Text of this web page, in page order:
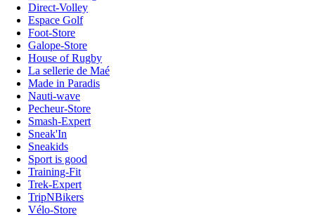
Direct-Volley
Espace Golf
Foot-Store
Galope-Store
House of Rugby
La sellerie de Maé
Made in Paradis
Nauti-wave
Pecheur-Store
Smash-Expert
Sneak'In
Sneakids
Sport is good
Training-Fit
Trek-Expert
TripNBikers
Vélo-Store